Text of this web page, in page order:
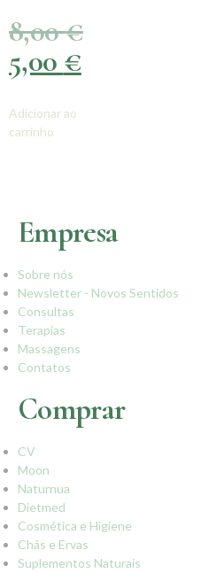
8,00€
5,00 €
Adicionar ao
carrinho
Empresa
Sobre nós
Newsletter - Novos Sentidos
Consultas
Terapias
Massagens
Contatos
Comprar
CV
Moon
Naturnua
Dietmed
Cosmética e Higiene
Chás e Ervas
Suplementos Naturais